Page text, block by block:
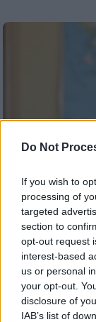
Do Not
If you wish to
processing of
targeted
section to
opt-out request
interest-based
us or personal
your opt-out.
disclosure of
IAB’s list of
Πολιτική|
κόμματα
για